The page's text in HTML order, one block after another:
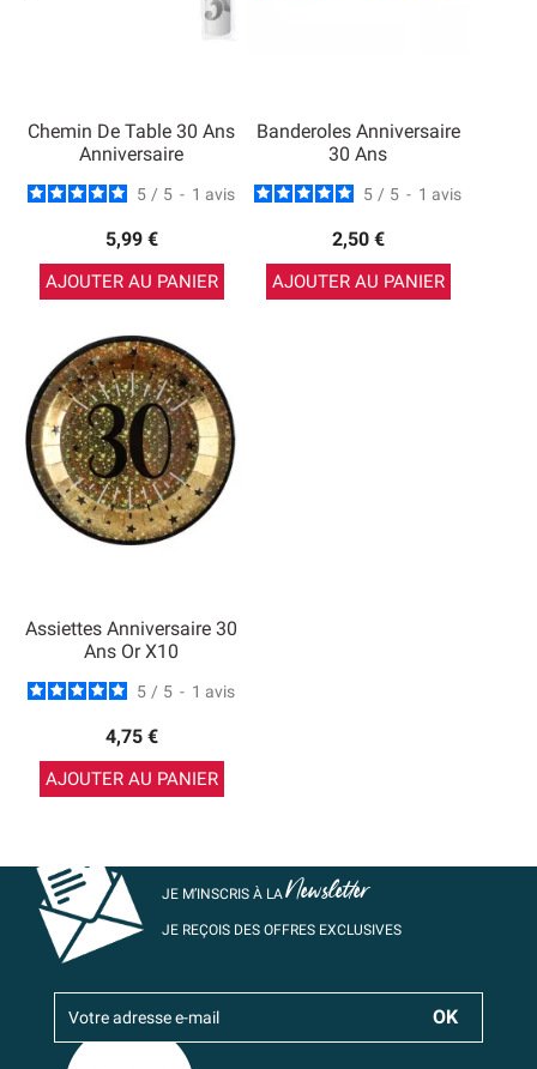
Chemin De Table 30 Ans
Anniversaire
5 / 5 - 1 avis
5,99 €
AJOUTER AU PANIER
Banderoles Anniversaire
30 Ans
5 / 5 - 1 avis
2,50 €
AJOUTER AU PANIER
Assiettes Anniversaire 30
Ans Or X10
5 / 5 - 1 avis
4,75 €
AJOUTER AU PANIER
JE M’INSCRIS À LANewsletter
JE REÇOIS DES OFFRES EXCLUSIVES